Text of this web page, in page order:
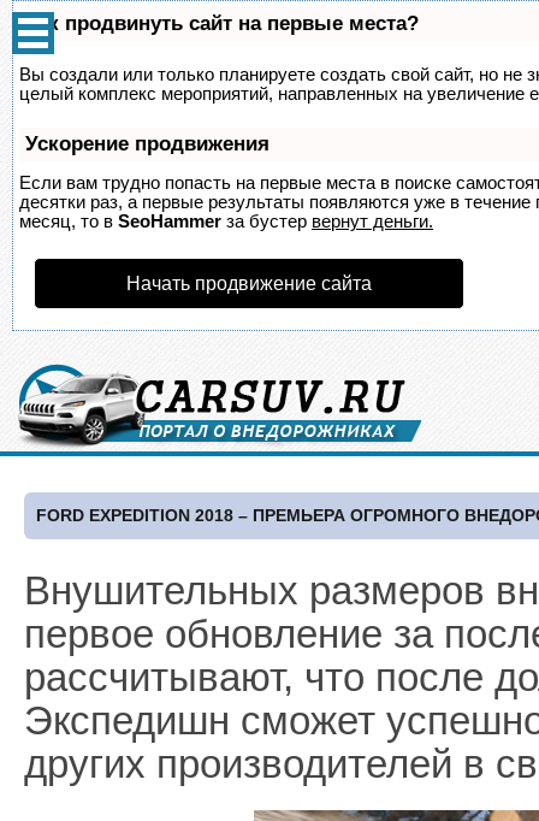
Как продвинуть сайт на первые места?
Вы создали или только планируете создать свой сайт, но не
целый комплекс мероприятий, направленных на увеличение
Ускорение продвижения
Если вам трудно попасть на первые места в поиске
десятки раз, а первые результаты появляются уже в
месяц, то в SeoHammer за бустер вернут деньги.
Начать продвижение сайта
FORD EXPEDITION 2018 – ПРЕМЬЕРА ОГРОМНОГО
Внушительных размеров
первое обновление за
рассчитывают, что после
Экспедишн сможет
других производителей в